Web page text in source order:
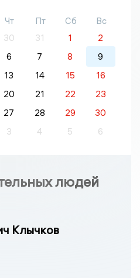
Чт Пт Сб
Вс
30 31 1
2
6 7 8
9
13 14 15
16
20 21 22
23
27 28 29
30
3 4 5 6
людей
Клычков